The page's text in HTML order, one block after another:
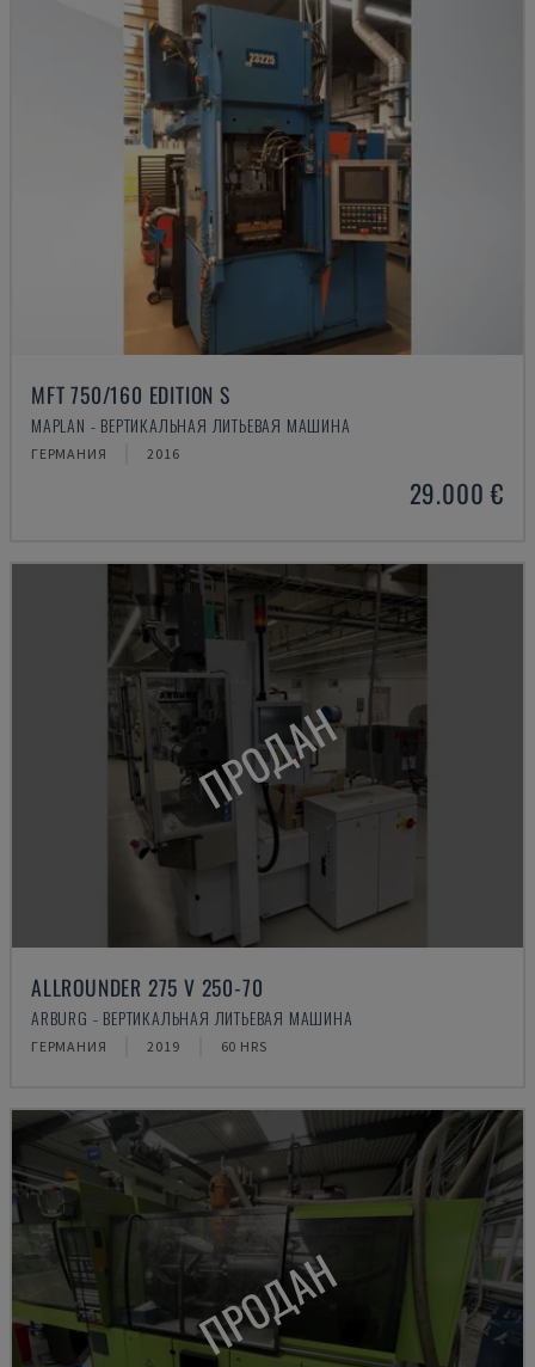
MFT 750/160 EDITION S
MAPLAN - ВЕРТИКАЛЬНАЯ ЛИТЬЕВАЯ МАШИНА
ГЕРМАНИЯ 2016
29.000 €
ПРОДАН
ALLROUNDER 275 V 250-70
ARBURG - ВЕРТИКАЛЬНАЯ ЛИТЬЕВАЯ МАШИНА
ГЕРМАНИЯ 2019 60 HRS
ПРОДАН